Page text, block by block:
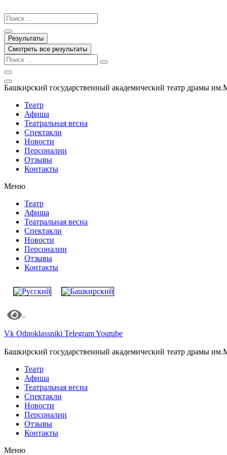
к
содержимому
Search
...
Результаты
Смотреть все результаты
Башкирский государственный академический театр драмы
Театр
Афиша
Театральная весна
Спектакли
Новости
Персоналии
Отзывы
Контакты
Меню
Театр
Афиша
Театральная весна
Спектакли
Новости
Персоналии
Отзывы
Контакты
Vk Odnoklassniki TelegramYoutube
Башкирский государственный академический театр драмы
Театр
Афиша
Театральная весна
Спектакли
Новости
Персоналии
Отзывы
Контакты
Меню